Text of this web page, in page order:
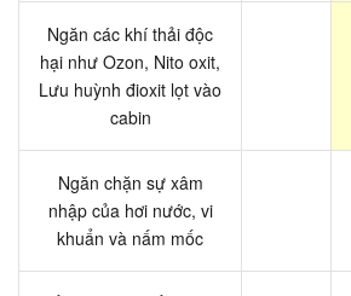
Ngăn các khí thải độc
hại như Ozon, Nito oxit,
Lưu huỳnh đioxit lọt vào
cabin
Ngăn chặn sự xâm
nhập của hơi nước, vi
khuẩn và nấm mốc